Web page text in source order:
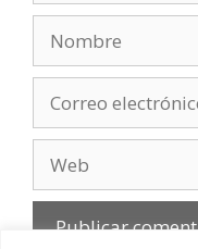
electrónico